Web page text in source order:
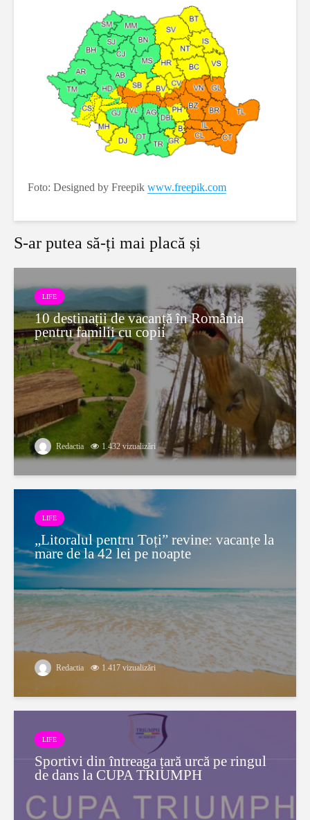
Foto: Designed by Freepik www.freepik.com
S-ar putea să-ți mai placă și
LIFE
10 destinații de vacanță în România
pentru familii cu copii
Redactia 1.432 vizualizări
LIFE
„Litoralul pentru Toți” revine: vacanțe la
mare de la 42 lei pe noapte
Redactia 1.417 vizualizări
LIFE
Sportivi din întreaga țară urcă pe ringul
de dans la CUPA TRIUMPH